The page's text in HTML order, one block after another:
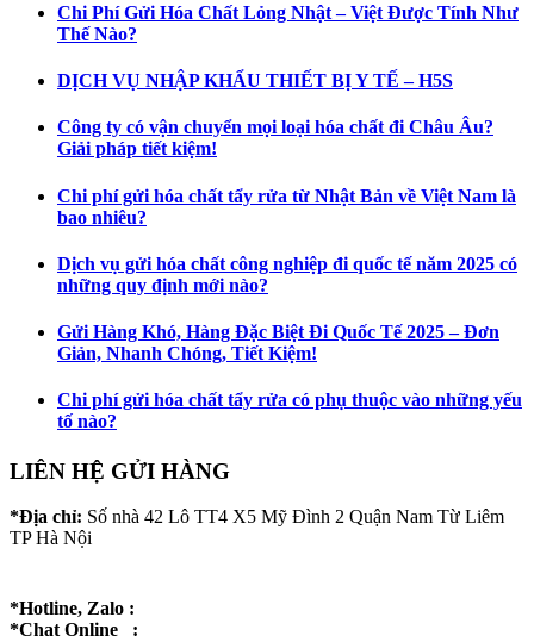
Chi Phí Gửi Hóa Chất Lỏng Nhật – Việt Được Tính Như
Thế Nào?
DỊCH VỤ NHẬP KHẨU THIẾT BỊ Y TẾ – H5S
Công ty có vận chuyển mọi loại hóa chất đi Châu Âu?
Giải pháp tiết kiệm!
Chi phí gửi hóa chất tẩy rửa từ Nhật Bản về Việt Nam là
bao nhiêu?
Dịch vụ gửi hóa chất công nghiệp đi quốc tế năm 2025 có
những quy định mới nào?
Gửi Hàng Khó, Hàng Đặc Biệt Đi Quốc Tế 2025 – Đơn
Giản, Nhanh Chóng, Tiết Kiệm!
Chi phí gửi hóa chất tẩy rửa có phụ thuộc vào những yếu
tố nào?
LIÊN HỆ GỬI HÀNG
*Địa chỉ: Số nhà 42 Lô TT4 X5 Mỹ Đình 2 Quận Nam Từ Liêm
TP Hà Nội
*Hotline, Zalo :
*Chat Online :